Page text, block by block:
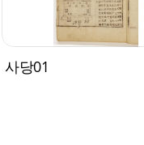
사당01